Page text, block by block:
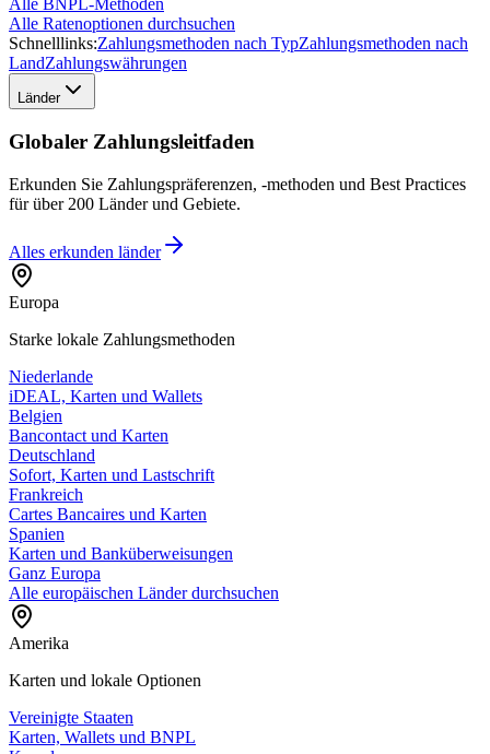
Alle BNPL-Methoden
Alle Ratenoptionen durchsuchen
Schnelllinks:Zahlungsmethoden nach TypZahlungsmethoden nach
LandZahlungswährungen
Länder
Globaler Zahlungsleitfaden
Erkunden Sie Zahlungspräferenzen, -methoden und Best Practices
für über 200 Länder und Gebiete.
Alles erkunden länder
Europa
Starke lokale Zahlungsmethoden
Niederlande
iDEAL, Karten und Wallets
Belgien
Bancontact und Karten
Deutschland
Sofort, Karten und Lastschrift
Frankreich
Cartes Bancaires und Karten
Spanien
Karten und Banküberweisungen
Ganz Europa
Alle europäischen Länder durchsuchen
Amerika
Karten und lokale Optionen
Vereinigte Staaten
Karten, Wallets und BNPL